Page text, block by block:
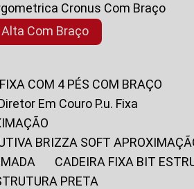
Cronus Com Braço
Alta Com Braço
FIXA COM 4 PÉS COM BRAÇO
Diretor Em Couro P.u. Fixa
BRIZZA SOFT
CADEIRA FIXA BIT
PRETA